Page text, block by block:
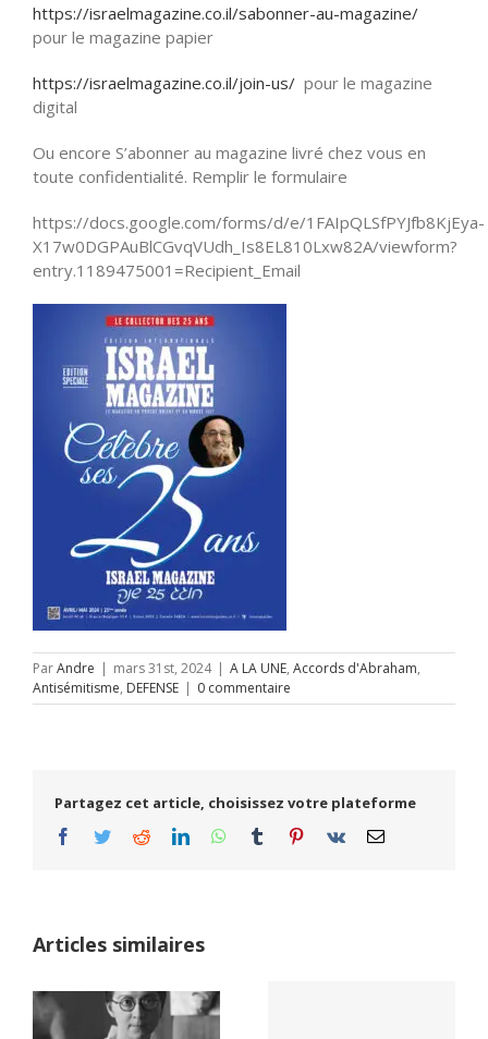
https://israelmagazine.co.il/sabonner-au-magazine/
pour le magazine papier
https://israelmagazine.co.il/join-us/ pour le magazine
digital
Ou encore S’abonner au magazine livré chez vous en
toute confidentialité. Remplir le formulaire
https://docs.google.com/forms/d/e/1FAIpQLSfPYJfb8KjEya-
X17w0DGPAuBlCGvqVUdh_Is8EL810Lxw82A/viewform?
entry.1189475001=Recipient_Email
ParAndre | mars 31st, 2024 | A LA UNE, Accords d'Abraham,
Antisémitisme, DEFENSE | 0 commentaire
Partagez cet article, choisissez votre plateforme
Facebook
TwitterRedditLinkedInWhatsApp
Tumblr Pinterest
Vk Email
Articles similaires